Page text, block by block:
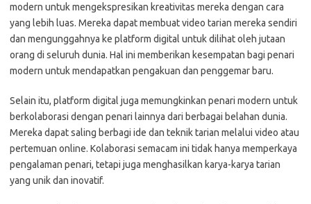
modern untuk mengekspresikan kreativitas mereka dengan cara
yang lebih luas. Mereka dapat membuat video tarian mereka sendiri
dan mengunggahnya ke platform digital untuk dilihat oleh jutaan
orang di seluruh dunia. Hal ini memberikan kesempatan bagi penari
modern untuk mendapatkan pengakuan dan penggemar baru.
Selain itu, platform digital juga memungkinkan penari modern untuk
berkolaborasi dengan penari lainnya dari berbagai belahan dunia.
Mereka dapat saling berbagi ide dan teknik tarian melalui video atau
pertemuan online. Kolaborasi semacam ini tidak hanya memperkaya
pengalaman penari, tetapi juga menghasilkan karya-karya tarian
yang unik dan inovatif.